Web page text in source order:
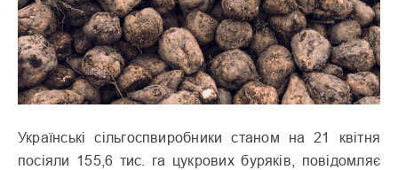
Українські сільгоспвиробники станом на 21 квітня
посіяли 155,6 тис. га цукрових буряків, повідомляє